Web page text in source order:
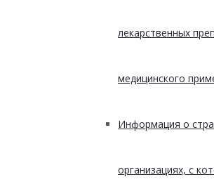
лекарственных
медицинского
Информация о
организациях, с